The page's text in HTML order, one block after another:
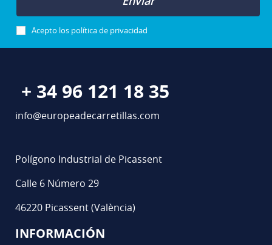
Acepto los política de privacidad
+ 34 96 121 18 35
info@europeadecarretillas.com
Polígono Industrial de Picassent
Calle 6 Número 29
46220 Picassent (València)
INFORMACIÓN